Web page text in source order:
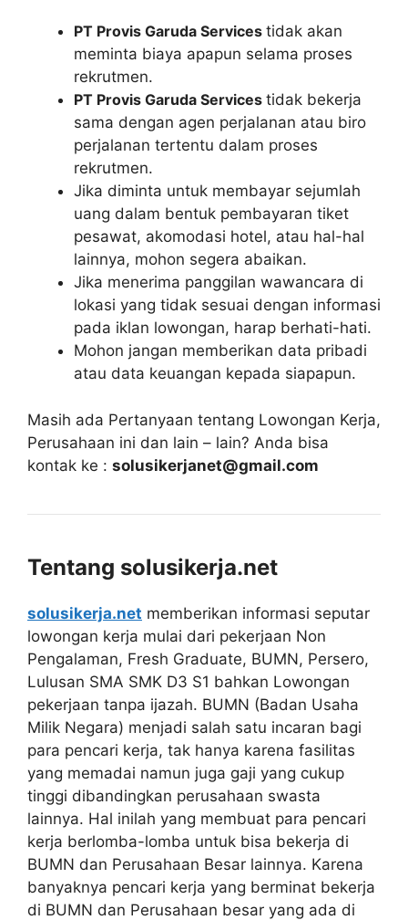
PT Provis Garuda Services tidak akan
meminta biaya apapun selama proses
rekrutmen.
PT Provis Garuda Services tidak bekerja
sama dengan agen perjalanan atau biro
perjalanan tertentu dalam proses
rekrutmen.
Jika diminta untuk membayar sejumlah
uang dalam bentuk pembayaran tiket
pesawat, akomodasi hotel, atau hal-hal
lainnya, mohon segera abaikan.
Jika menerima panggilan wawancara di
lokasi yang tidak sesuai dengan informasi
pada iklan lowongan, harap berhati-hati.
Mohon jangan memberikan data pribadi
atau data keuangan kepada siapapun.
Masih ada Pertanyaan tentang Lowongan Kerja,
Perusahaan ini dan lain – lain? Anda bisa
kontak ke : solusikerjanet@gmail.com
Tentang solusikerja.net
solusikerja.net memberikan informasi seputar
lowongan kerja mulai dari pekerjaan Non
Pengalaman, Fresh Graduate, BUMN, Persero,
Lulusan SMA SMK D3 S1 bahkan Lowongan
pekerjaan tanpa ijazah. BUMN (Badan Usaha
Milik Negara) menjadi salah satu incaran bagi
para pencari kerja, tak hanya karena fasilitas
yang memadai namun juga gaji yang cukup
tinggi dibandingkan perusahaan swasta
lainnya. Hal inilah yang membuat para pencari
kerja berlomba-lomba untuk bisa bekerja di
BUMN dan Perusahaan Besar lainnya. Karena
banyaknya pencari kerja yang berminat bekerja
di BUMN dan Perusahaan besar yang ada di